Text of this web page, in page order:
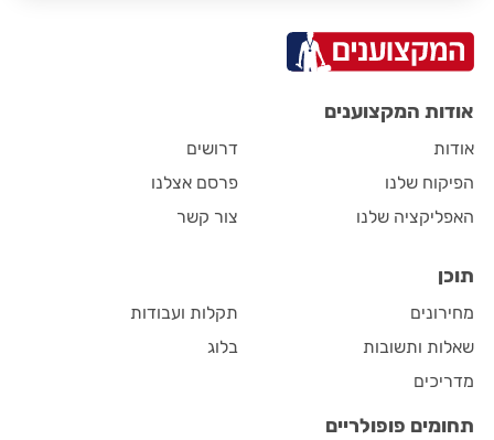
אודות המקצוענים
אודות
הפיקוח שלנו
האפליקציה שלנו
דרושים
פרסם אצלנו
צור קשר
תוכן
מחירונים
שאלות ותשובות
מדריכים
תקלות ועבודות
בלוג
תחומים פופולריים